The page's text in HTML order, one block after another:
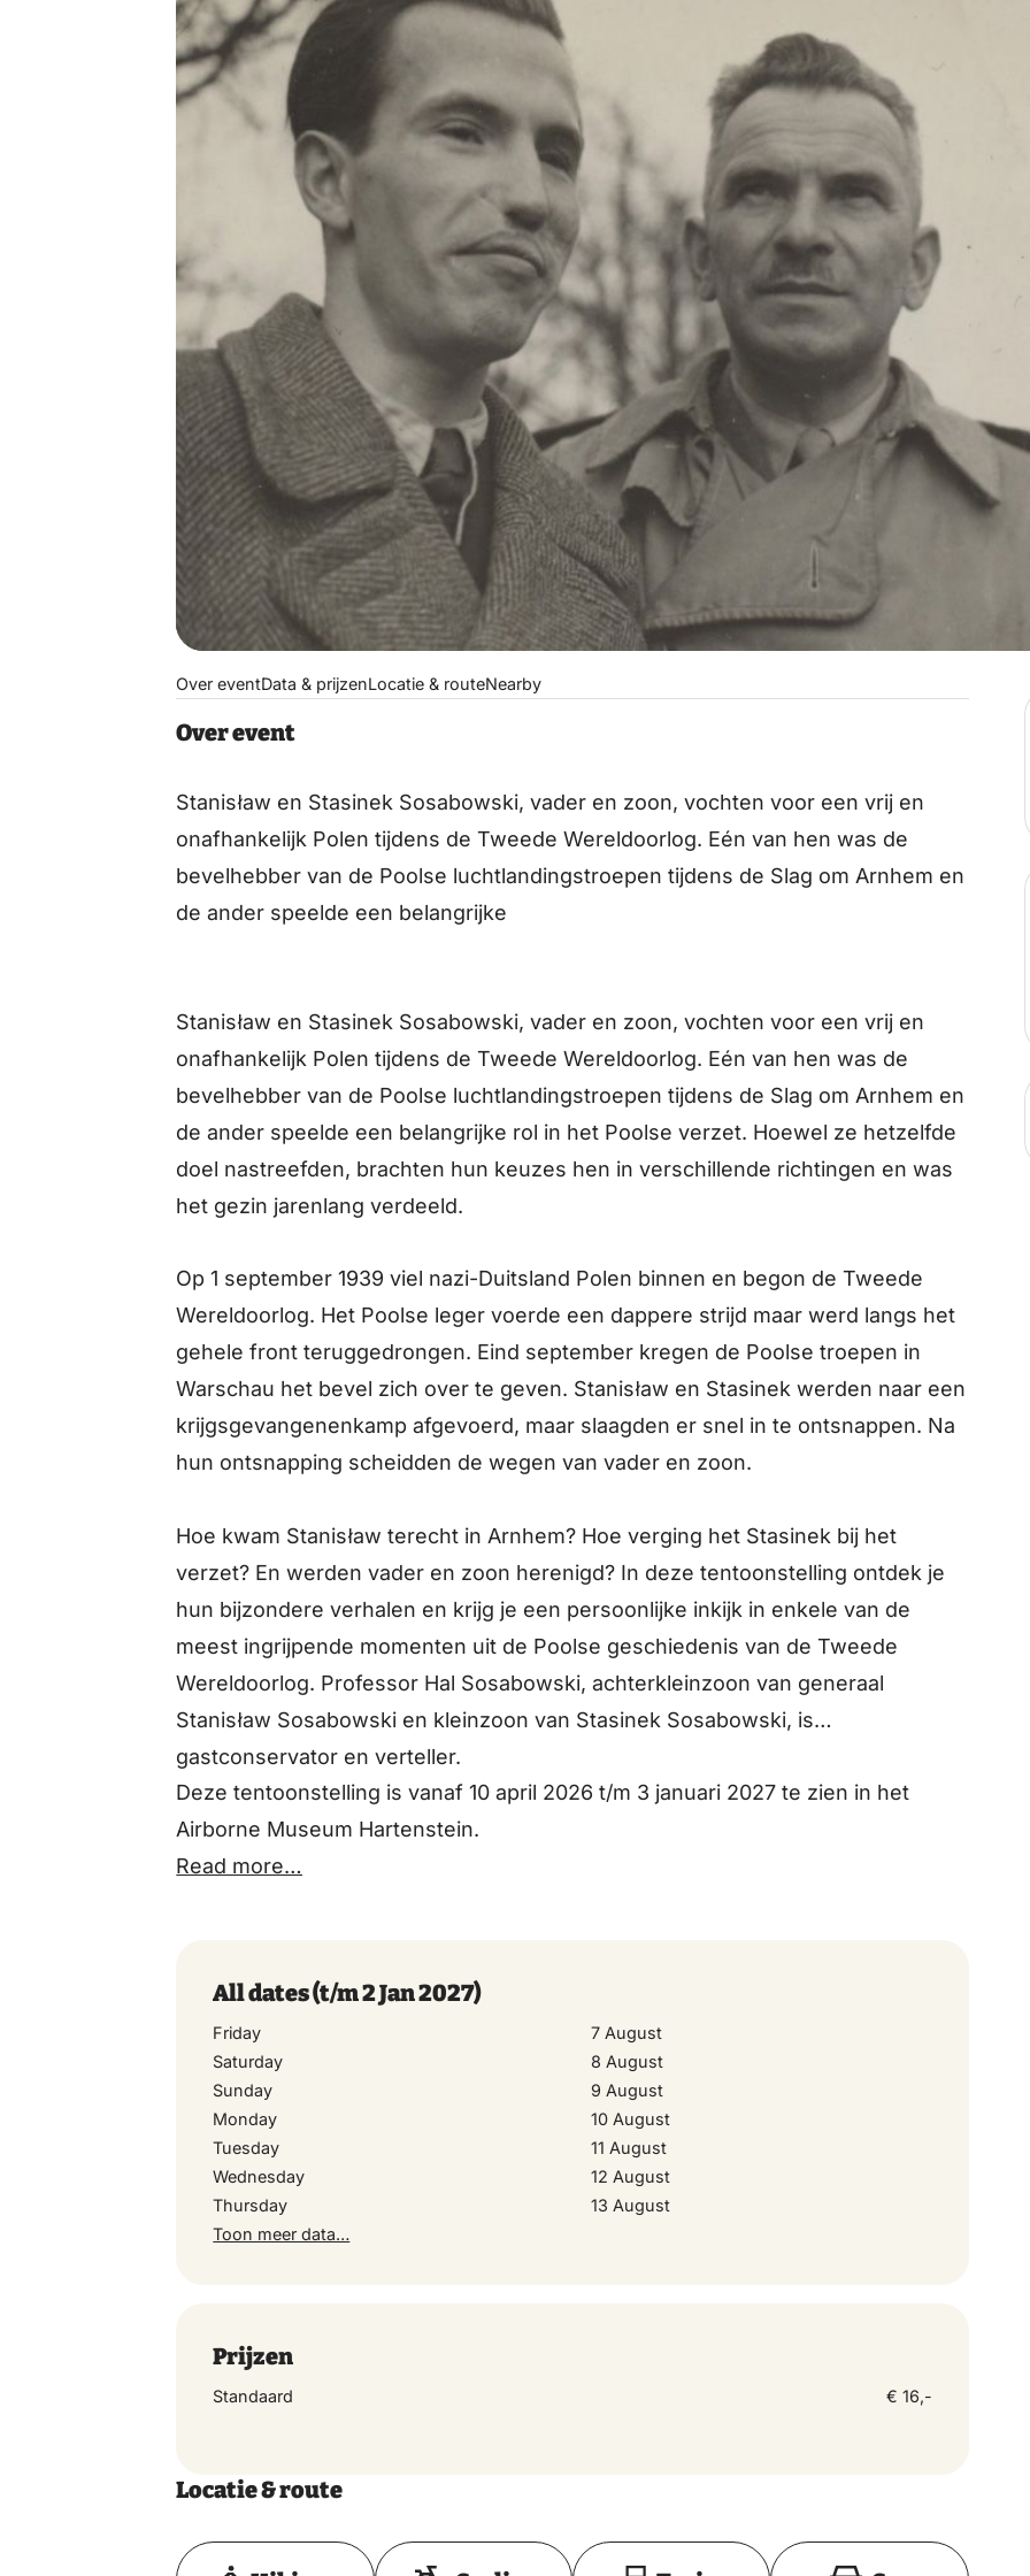
Over eventData & prijzenLocatie & routeNearby
Over event
Stanisław en Stasinek Sosabowski, vader en zoon, vochten voor een vrij en
onafhankelijk Polen tijdens de Tweede Wereldoorlog. Eén van hen was de
bevelhebber van de Poolse luchtlandingstroepen tijdens de Slag om Arnhem en
de ander speelde een belangrijke
Stanisław en Stasinek Sosabowski, vader en zoon, vochten voor een vrij en
onafhankelijk Polen tijdens de Tweede Wereldoorlog. Eén van hen was de
bevelhebber van de Poolse luchtlandingstroepen tijdens de Slag om Arnhem en
de ander speelde een belangrijke rol in het Poolse verzet. Hoewel ze hetzelfde
doel nastreefden, brachten hun keuzes hen in verschillende richtingen en was
het gezin jarenlang verdeeld.
Op 1 september 1939 viel nazi-Duitsland Polen binnen en begon de Tweede
Wereldoorlog. Het Poolse leger voerde een dappere strijd maar werd langs het
gehele front teruggedrongen. Eind september kregen de Poolse troepen in
Warschau het bevel zich over te geven. Stanisław en Stasinek werden naar een
krijgsgevangenenkamp afgevoerd, maar slaagden er snel in te ontsnappen. Na
hun ontsnapping scheidden de wegen van vader en zoon.
Hoe kwam Stanisław terecht in Arnhem? Hoe verging het Stasinek bij het
verzet? En werden vader en zoon herenigd? In deze tentoonstelling ontdek je
hun bijzondere verhalen en krijg je een persoonlijke inkijk in enkele van de
meest ingrijpende momenten uit de Poolse geschiedenis van de Tweede
Wereldoorlog. Professor Hal Sosabowski, achterkleinzoon van generaal
Stanisław Sosabowski en kleinzoon van Stasinek Sosabowski, is
gastconservator en verteller.
Deze tentoonstelling is vanaf 10 april 2026 t/m 3 januari 2027 te zien in het
Airborne Museum Hartenstein.
Read more…
All dates(t/m 2 Jan 2027)
Friday
7 August
Saturday
8 August
Sunday
9 August
Monday
10 August
Tuesday
11 August
Wednesday
12 August
Thursday
13 August
Toon meer data…
Prijzen
Standaard € 16,-
Locatie & route
Toon op kaart
Wednesday
Thursday 20 August 2026
Friday 21 August 2026
Saturday 22 August 2026
Sunday 23 August 2026
Monday 24 August 2026
Tuesday 25 August 2026
Wednesday 26 August 2026
Thursday 27 August 2026
30 August 2026
2 September 2026
Thursday 3 September 2026
Saturday 5 September 2026
Sunday 6 September 2026
Monday 7 September 2026
Tuesday 8 September 2026
Wednesday 9 September 2026
Thursday 10 September 2026
Friday
Saturday
Monday
15 September 2026
16 September 2026
17 September 2026
Monday